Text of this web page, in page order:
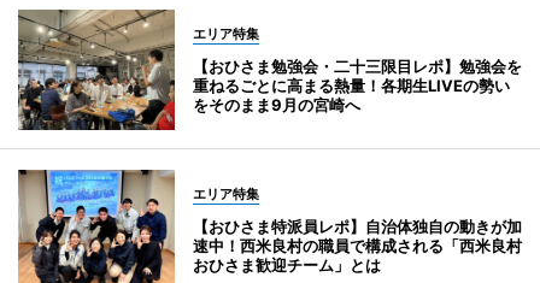
エリア特集
【おひさま勉強会・二十三限目レポ】勉強会を
重ねるごとに高まる熱量！各期生LIVEの勢い
をそのまま9月の宮崎へ
エリア特集
【おひさま特派員レポ】自治体独自の動きが加
速中！西米良村の職員で構成される「西米良村
おひさま歓迎チーム」とは